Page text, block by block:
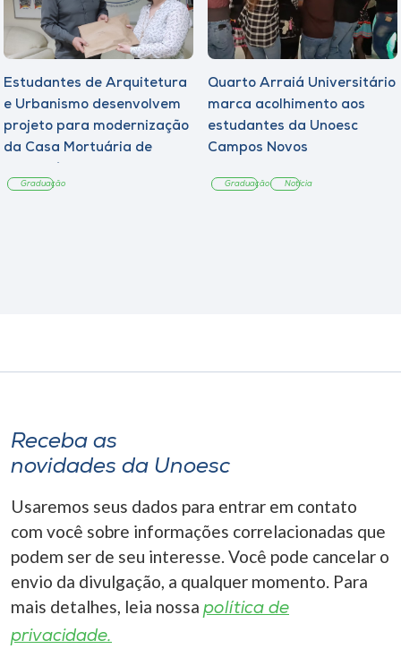
Estudantes de Arquitetura
e Urbanismo desenvolvem
projeto para modernização
da Casa Mortuária de
Graduação
Quarto Arraiá Universitário
marca acolhimento aos
estudantes da Unoesc
Campos Novos
Graduação Notícia
Receba as
novidades da Unoesc
Usaremos seus dados para entrar em contato
com você sobre informações correlacionadas que
podem ser de seu interesse. Você pode cancelar o
envio da divulgação, a qualquer momento. Para
mais detalhes, leia nossa política de
privacidade.